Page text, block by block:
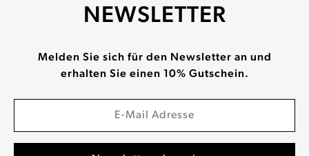
NEWSLETTER
Melden Sie sich für den Newsletter an und
erhalten Sie einen 10% Gutschein.